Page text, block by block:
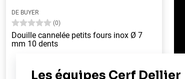
DE BUYER
(0)
Douille cannelée petits fours inox Ø 7
mm 10 dents